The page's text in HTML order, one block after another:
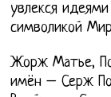
увлекся
символикой
Жорж Матье,
имён – Серж